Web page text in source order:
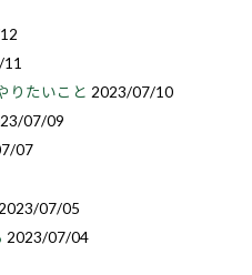
りたいこと 2023/07/10
07/09
07
2023/07/05
2023/07/04